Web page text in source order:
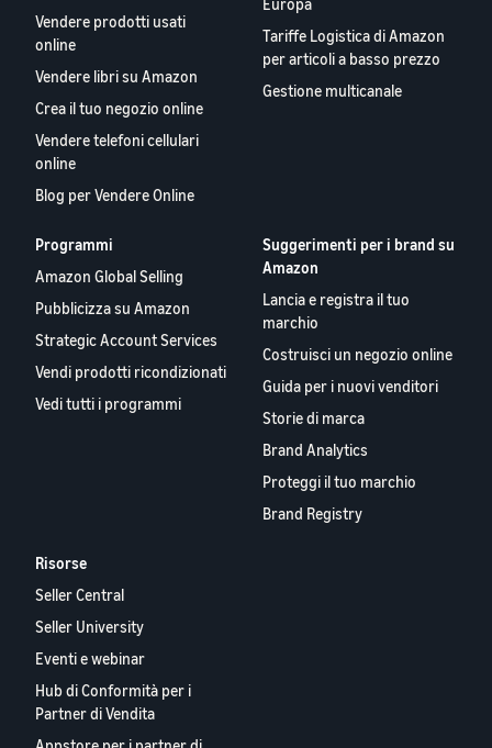
Vendere prodotti usati
online
Vendere libri su Amazon
Crea il tuo negozio online
Vendere telefoni cellulari
online
Blog per Vendere Online
Europa
Tariffe Logistica di Amazon
per articoli a basso prezzo
Gestione multicanale
Programmi
Amazon Global Selling
Pubblicizza su Amazon
Strategic Account Services
Vendi prodotti ricondizionati
Vedi tutti i programmi
Suggerimenti per i brand su
Amazon
Lancia e registra il tuo
marchio
Costruisci un negozio online
Guida per i nuovi venditori
Storie di marca
Brand Analytics
Proteggi il tuo marchio
Brand Registry
Risorse
Seller Central
Seller University
Eventi e webinar
Hub di Conformità per i
Partner di Vendita